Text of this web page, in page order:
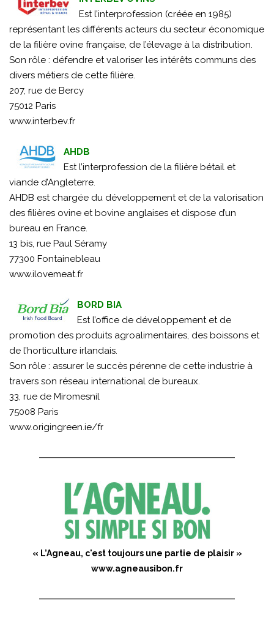
Est l’interprofession (créée en 1985)
représentant les différents acteurs du secteur économique
de la filière ovine française, de l’élevage à la distribution.
Son rôle : défendre et valoriser les intérêts communs des
divers métiers de cette filière.
207, rue de Bercy
75012 Paris
www.interbev.fr
AHDB
Est l’interprofession de la filière bétail et
viande d’Angleterre.
AHDB est chargée du développement et de la valorisation
des filières ovine et bovine anglaises et dispose d’un
bureau en France.
13 bis, rue Paul Séramy
77300 Fontainebleau
www.ilovemeat.fr
BORD BIA
Est l’office de développement et de
promotion des produits agroalimentaires, des boissons et
de l’horticulture irlandais.
Son rôle : assurer le succès pérenne de cette industrie à
travers son réseau international de bureaux.
33, rue de Miromesnil
75008 Paris
www.origingreen.ie/fr
« L’Agneau, c'est toujours une partie de plaisir »
www.agneausibon.fr